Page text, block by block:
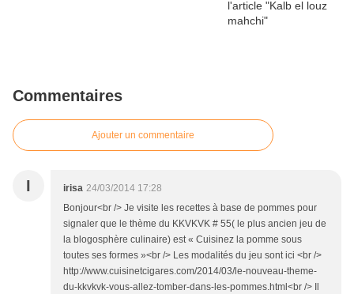
Commentaires
Ajouter un commentaire
I irisa 24/03/2014 17:28
Bonjour<br /> Je visite les recettes à base de pommes pour
signaler que le thème du KKVKVK # 55( le plus ancien jeu de
la blogosphère culinaire) est « Cuisinez la pomme sous
toutes ses formes »<br /> Les modalités du jeu sont ici <br />
http://www.cuisinetcigares.com/2014/03/le-nouveau-theme-
du-kkvkvk-vous-allez-tomber-dans-les-pommes.html<br /> Il